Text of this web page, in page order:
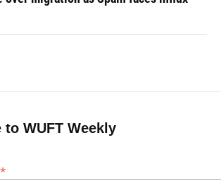
WUFT Weekly
*